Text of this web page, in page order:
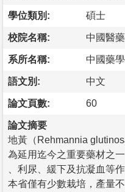
學位類別: 碩士
校院名稱: 中國醫
系所名稱: 中國藥
語文別: 中文
論文頁數: 60
論文摘要
地黃（Rehmannia
為延用迄今之重要藥材之
、利尿、緩下及抗凝血等作
本省僅有少數栽培，產量